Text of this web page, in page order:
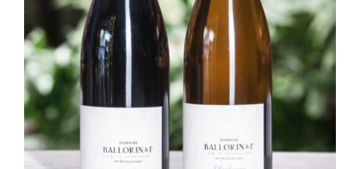
AJOUTER AU PANIER
DÉTAILS